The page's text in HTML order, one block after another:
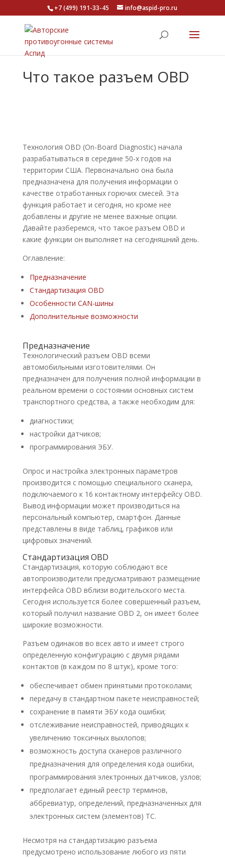
+7 (499) 191-33-45 info@aspid-pro.ru
Что такое разъем OBD
Технология OBD (On-Board Diagnostic) начала
разрабатываться в середине 50-х годов на
территории США. Первоначально она была
предназначена для получения информации о
качестве отработанных горючих смесей. Эта
функция работает и сегодня, но кроме нее
добавлены и другие не менее важные опции.
Давайте разберемся, что такое разъем OBD и
какие функции он выполняет на сегодняшний день.
Оглавление:
Предназначение
Стандартизация OBD
Особенности CAN-шины
Дополнительные возможности
Предназначение
Технологический разъем OBD всеми
автомобильными изготовителями. Он
предназначен для получения полной информации в
реальном времени о состоянии основных систем
транспортного средства, а также необходим для:
диагностики;
настройки датчиков;
программирования ЭБУ.
Опрос и настройка электронных параметров
производится с помощью специального сканера,
подключаемого к 16 контактному интерфейсу OBD.
Вывод информации может производиться на
персональный компьютер, смартфон. Данные
представлены в виде таблиц, графиков или
цифровых значений.
Стандартизация OBD
Стандартизация, которую соблюдают все
автопроизводители предусматривают размещение
интерфейса OBD вблизи водительского места.
Сегодня используется более совершенный разъем,
который получил название OBD 2, он имеет более
широкие возможности.
Разъем одинаков во всех авто и имеет строго
определенную конфигурацию с двумя рядами
контактов (в каждом по 8 штук), кроме того:
обеспечивает обмен принятыми протоколами;
передачу в стандартном пакете неисправностей;
сохранение в памяти ЭБУ кода ошибки;
отслеживание неисправностей, приводящих к
увеличению токсичных выхлопов;
возможность доступа сканеров различного
предназначения для определения кода ошибки,
программирования электронных датчиков, узлов;
предполагает единый реестр терминов,
аббревиатур, определений, предназначенных для
электронных систем (элементов) ТС.
Несмотря на стандартизацию разъема
предусмотрено использование любого из пяти